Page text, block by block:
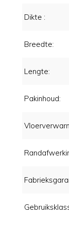
Dikte :
Breedte:
Lengte:
Pakinhoud: